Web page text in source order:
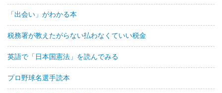
「出会い」がわかる本
税務署が教えたがらない払わなくていい税金
英語で「日本国憲法」を読んでみる
プロ野球名選手読本